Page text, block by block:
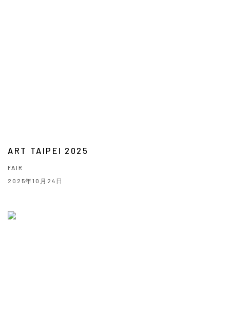
ART TAIPEI 2025
FAIR
2025年10月24日